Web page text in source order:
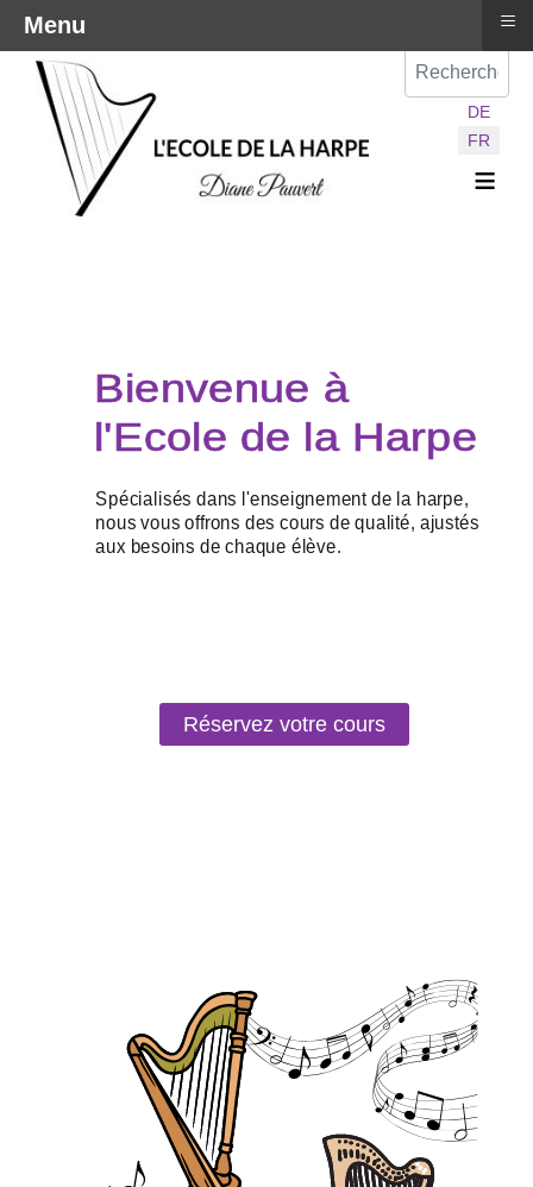
Sélectionnez
DE
FR
≡
Réservez votre cours
Menu ≡